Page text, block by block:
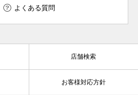
よくある質問
店舗検索
お客様対応方針